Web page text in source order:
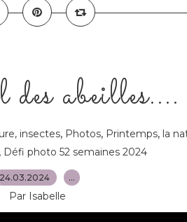
abeilles....
insectes, Photos, Printemps, la
, Défi photo 52 semaines 2024
24.03.2024 …
Par Isabelle